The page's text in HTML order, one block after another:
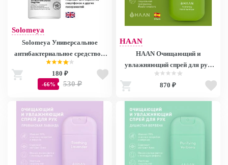
Solomeya
Solomeya Универсальное
антибактериальное средство c
помпой / Universal Sanitizer
Pump (150 мл)
180 ₽
-66% 530 ₽
HAAN
HAAN Очищающий и
увлажняющий спрей для рук
"Игривый Мохито" / Hand
Sanitizer Mojito Splash, 30 мл
870 ₽